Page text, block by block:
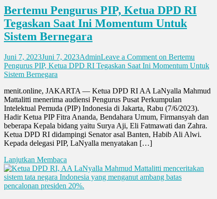
Bertemu Pengurus PIP, Ketua DPD RI
Tegaskan Saat Ini Momentum Untuk
Sistem Bernegara
Juni 7, 2023Juni 7, 2023AdminLeave a Comment on Bertemu
Pengurus PIP, Ketua DPD RI Tegaskan Saat Ini Momentum Untuk
Sistem Bernegara
menit.online, JAKARTA — Ketua DPD RI AA LaNyalla Mahmud
Mattalitti menerima audiensi Pengurus Pusat Perkumpulan
Intelektual Pemuda (PIP) Indonesia di Jakarta, Rabu (7/6/2023).
Hadir Ketua PIP Fitra Ananda, Bendahara Umum, Firmansyah dan
beberapa Kepala bidang yaitu Surya Aji, Eli Fatmawati dan Zahra.
Ketua DPD RI didampingi Senator asal Banten, Habib Ali Alwi.
Kepada delegasi PIP, LaNyalla menyatakan […]
Lanjutkan Membaca